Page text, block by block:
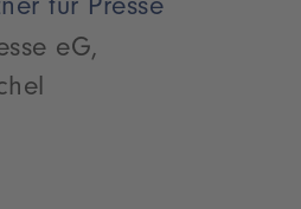
für Presse
eG,